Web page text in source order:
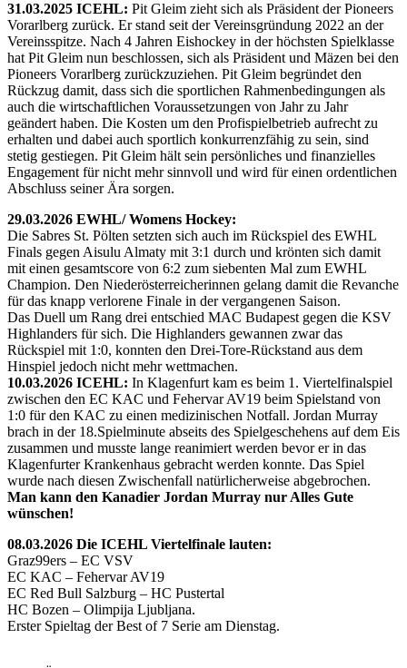
31.03.2025 ICEHL: Pit Gleim zieht sich als Präsident der Pioneers
Vorarlberg zurück. Er stand seit der Vereinsgründung 2022 an der
Vereinsspitze. Nach 4 Jahren Eishockey in der höchsten Spielklasse
hat Pit Gleim nun beschlossen, sich als Präsident und Mäzen bei den
Pioneers Vorarlberg zurückzuziehen. Pit Gleim begründet den
Rückzug damit, dass sich die sportlichen Rahmenbedingungen als
auch die wirtschaftlichen Voraussetzungen von Jahr zu Jahr
geändert haben. Die Kosten um den Profispielbetrieb aufrecht zu
erhalten und dabei auch sportlich konkurrenzfähig zu sein, sind
stetig gestiegen. Pit Gleim hält sein persönliches und finanzielles
Engagement für nicht mehr sinnvoll und wird für einen ordentlichen
Abschluss seiner Ära sorgen.
29.03.2026 EWHL/ Womens Hockey:
Die Sabres St. Pölten setzten sich auch im Rückspiel des EWHL
Finals gegen Aisulu Almaty mit 3:1 durch und krönten sich damit
mit einen gesamtscore von 6:2 zum siebenten Mal zum EWHL
Champion. Den Niederösterreicherinnen gelang damit die Revanche
für das knapp verlorene Finale in der vergangenen Saison.
Das Duell um Rang drei entschied MAC Budapest gegen die KSV
Highlanders für sich. Die Highlanders gewannen zwar das
Rückspiel mit 1:0, konnten den Drei-Tore-Rückstand aus dem
Hinspiel jedoch nicht mehr wettmachen.
10.03.2026 ICEHL: In Klagenfurt kam es beim 1. Viertelfinalspiel
zwischen den EC KAC und Fehervar AV19 beim Spielstand von
1:0 für den KAC zu einen medizinischen Notfall. Jordan Murray
brach in der 18.Spielminute abseits des Spielgeschehens auf dem Eis
zusammen und musste lange reanimiert werden bevor er in das
Klagenfurter Krankenhaus gebracht werden konnte. Das Spiel
wurde nach diesen Zwischenfall natürlicherweise abgebrochen.
Man kann den Kanadier Jordan Murray nur Alles Gute
wünschen!
08.03.2026 Die ICEHL Viertelfinale lauten:
Graz99ers – EC VSV
EC KAC – Fehervar AV19
EC Red Bull Salzburg – HC Pustertal
HC Bozen – Olimpija Ljubljana.
Erster Spieltag der Best of 7 Serie am Dienstag.